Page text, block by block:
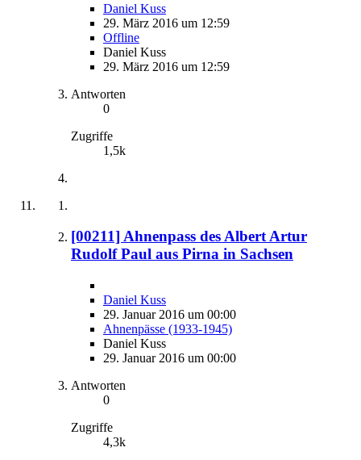
Daniel Kuss
29. März 2016 um 12:59
Offline
Daniel Kuss
29. März 2016 um 12:59
Antworten
0
Zugriffe
1,5k
[00211] Ahnenpass des Albert Artur
Rudolf Paul aus Pirna in Sachsen
Daniel Kuss
29. Januar 2016 um 00:00
Ahnenpässe (1933-1945)
Daniel Kuss
29. Januar 2016 um 00:00
Antworten
0
Zugriffe
4,3k